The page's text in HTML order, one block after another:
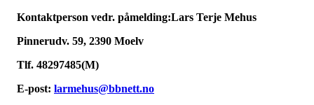
Kontaktperson vedr. påmelding:Lars Terje Mehus
Pinnerudv. 59, 2390 Moelv
Tlf. 48297485(M)
E-post: larmehus@bbnett.no